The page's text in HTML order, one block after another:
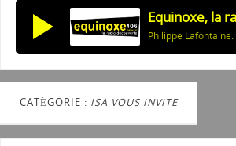
CATÉGORIE : ISA VOUS INVITE